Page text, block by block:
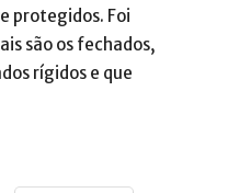
protegidos. Foi
são os fechados,
rígidos e que